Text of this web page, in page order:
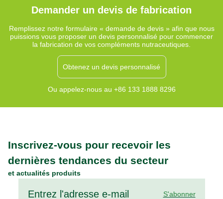
bienfaits fonctionnels qui complètent une alimentation riche en fibres.
Demander un devis de fabrication
Remplissez notre formulaire « demande de devis » afin que nous
puissions vous proposer un devis personnalisé pour commencer
la fabrication de vos compléments nutraceutiques.
Obtenez un devis personnalisé
Ou appelez-nous au +86 133 1888 8296
Inscrivez-vous pour recevoir les
dernières tendances du secteur
et actualités produits
S'abonner